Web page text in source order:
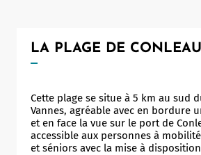
LA PLAGE DE CONLEAU
Cette plage se situe à 5 km au sud
Vannes, agréable avec en bordure
et en face la vue sur le port de
accessible aux personnes à
et séniors avec la mise à